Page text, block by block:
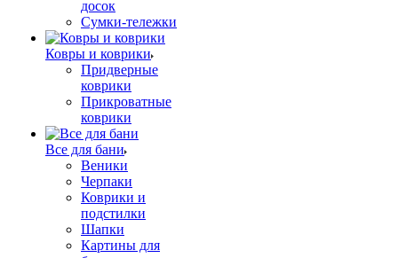
досок
Сумки-тележки
Ковры и коврики
Придверные
коврики
Прикроватные
коврики
Все для бани
Веники
Черпаки
Коврики и
подстилки
Шапки
Картины для